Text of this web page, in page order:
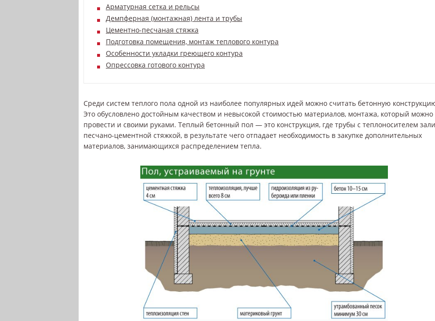
Арматурная сетка и рельсы
Демпферная (монтажная) лента и трубы
Цементно-песчаная стяжка
Подготовка помещения, монтаж теплового контура
Особенности укладки греющего контура
Опрессовка готового контура
Среди систем теплого пола одной из наиболее популярных идей можно считать бетонную
Это обусловлено достойным качеством и невысокой стоимостью материалов, монтажа, который можно
провести и своими руками. Теплый бетонный пол — это конструкция, где трубы с теплоносителем
песчано-цементной стяжкой, в результате чего отпадает необходимость в закупке дополнительных
материалов, занимающихся распределением тепла.